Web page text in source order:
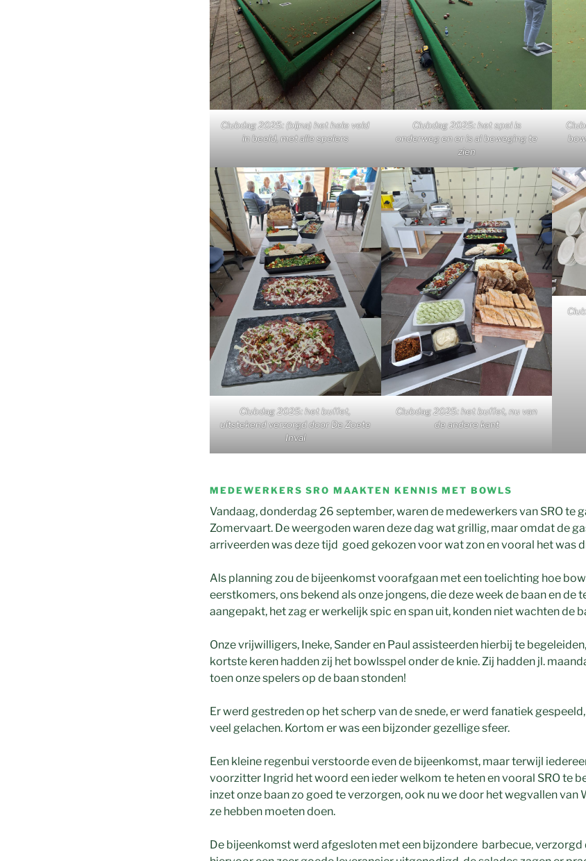
Clubdag 2025: (bijna) het hele veld
in beeld, met alle spelers
Clubdag 2025: het spel is
onderweg en er is al beweging te
zien
Clubdag 2025: het buffet,
uitstekend verzorgd door De Zoete
Inval
Clubdag 2025: het buffet, nu van
de andere kant
MEDEWERKERS SRO MAAKTEN KENNIS MET BOWLS
Vandaag, donderdag 26 september, waren de medewerkers van SRO te
Zomervaart. De weergoden waren deze dag wat grillig, maar omdat de
arriveerden was deze tijd goed gekozen voor wat zon en vooral het was
Als planning zou de bijeenkomst voorafgaan met een toelichting hoe
eerstkomers, ons bekend als onze jongens, die deze week de baan en de
aangepakt, het zag er werkelijk spic en span uit, konden niet wachten de
Onze vrijwilligers, Ineke, Sander en Paul assisteerden hierbij te
kortste keren hadden zij het bowlsspel onder de knie. Zij hadden jl.
toen onze spelers op de baan stonden!
Er werd gestreden op het scherp van de snede, er werd fanatiek
veel gelachen. Kortom er was een bijzonder gezellige sfeer.
Een kleine regenbui verstoorde even de bijeenkomst, maar terwijl
voorzitter Ingrid het woord een ieder welkom te heten en vooral SRO te
inzet onze baan zo goed te verzorgen, ook nu we door het wegvallen
ze hebben moeten doen.
De bijeenkomst werd afgesloten met een bijzondere barbecue, verzorgd